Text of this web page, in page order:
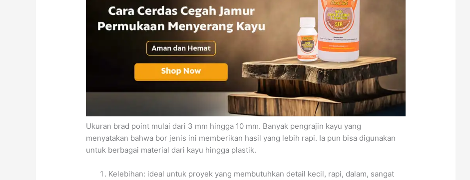
Ukuran brad point mulai dari 3 mm hingga 10 mm. Banyak pengrajin kayu yang
menyatakan bahwa bor jenis ini memberikan hasil yang lebih rapi. Ia pun bisa digunakan
untuk berbagai material dari kayu hingga plastik.
Kelebihan: ideal untuk proyek yang membutuhkan detail kecil, rapi, dalam, sangat